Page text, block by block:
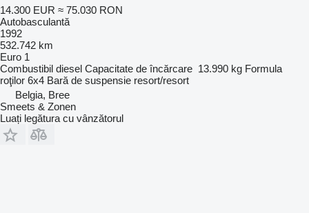
14.300 EUR ≈ 75.030 RON
Autobasculantă
1992
532.742 km
Euro 1
Combustibil diesel Capacitate de încărcare 13.990 kg Formula
roţilor 6x4 Bară de suspensie resort/resort
Belgia, Bree
Smeets & Zonen
Luați legătura cu vânzătorul